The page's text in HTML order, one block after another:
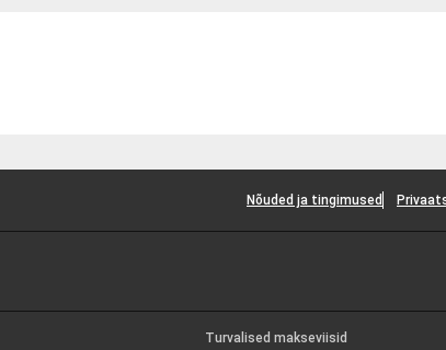
Nõuded ja tingimused
Turvalised makseviisid